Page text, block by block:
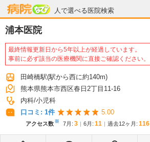
人で選べる医院検索
病院なび
浦本医院
最終情報更新日から5年以上が経過しています。
事前に必ず該当の医療機関に直接ご確認ください。
田崎橋駅(駅から西に約140m)
熊本県熊本市西区春日2丁目11-16
内科 小児科
口コミ: 1件 5.00
アクセス数※ 7月 : 3 6月 : 11 過去12ヶ月: 116